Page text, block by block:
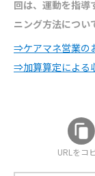
回は、運動を指導
ニング方法につい
⇒ケアマネ営業の
⇒加算算定による
URLをコ